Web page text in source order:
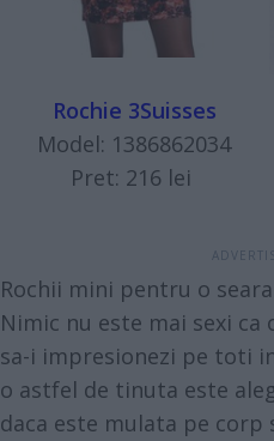
Rochie 3Suisses
Model: 1386862034
Pret: 216 lei
Rochii mini pentru o
Nimic nu este mai sexi ca
sa-i impresionezi pe toti
o astfel de tinuta este
daca este mulata pe